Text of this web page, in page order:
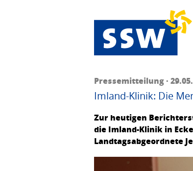
Pressemitteilung ·
Imland-Klinik: Die
Zur heutigen
die Imland-Klinik in
Landtagsabgeordnete